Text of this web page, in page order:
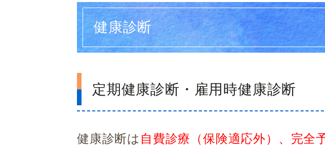
健康診断
定期健康診断・雇用時健康診断
健康診断は 自費診療（保険適応外）、完全